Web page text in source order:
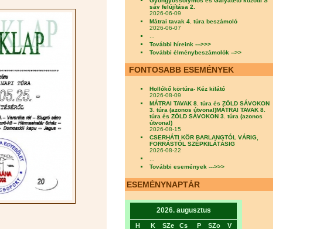
sáv felújítása 2.
2026-06-09
Mátrai tavak 4. túra beszámoló
2026-06-07
További híreink --->>>
További élménybeszámolók -->>
FONTOSABB ESEMÉNYEK
Hollókő körtúra- Kéz kilátó
2026-08-09
MÁTRAI TAVAK 8. túra és ZÖLD SÁVOKON
3. túra (azonos útvonal)MÁTRAI TAVAK 8.
túra és ZÖLD SÁVOKON 3. túra (azonos
útvonal)
2026-08-15
CSERHÁTI KÖR BARLANGTÓL VÁRIG,
FORRÁSTÓL SZÉPKILÁTÁSIG
2026-08-22
...
További események --->>>
ESEMÉNYNAPTÁR
2026. augusztus
H K SZe Cs P SZo V